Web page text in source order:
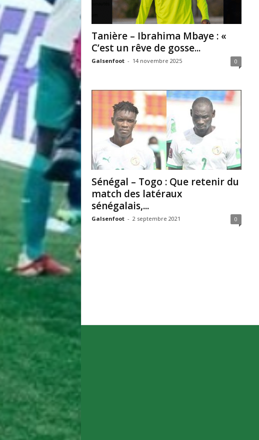
Tanière – Ibrahima Mbaye : «
C’est un rêve de gosse...
Galsenfoot - 14 novembre 2025 0
Sénégal – Togo : Que retenir du
match des latéraux
sénégalais,...
Galsenfoot - 2 septembre 2021 0